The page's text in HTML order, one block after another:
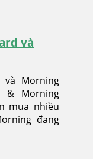
và
và Morning
& Morning
mua nhiều
đang